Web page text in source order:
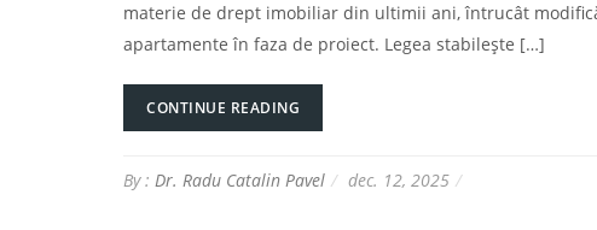
materie de drept imobiliar din ultimii ani, întrucât
apartamente în faza de proiect. Legea stabilește […]
CONTINUE READING
By : Dr. Radu Catalin Pavel dec. 12, 2025